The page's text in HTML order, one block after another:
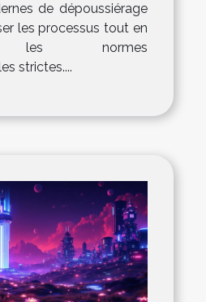
de dépoussiérage
les processus tout en
les normes
strictes....